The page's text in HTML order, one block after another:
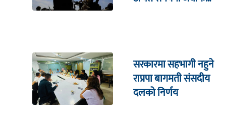
सरकारमा सहभागी नहुने
राप्रपा बागमती संसदीय
दलको निर्णय